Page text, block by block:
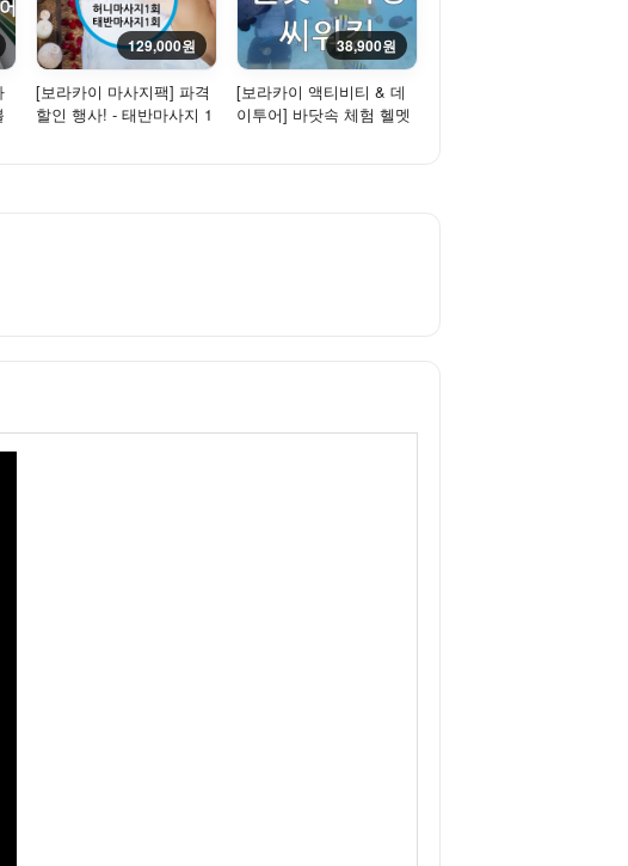
129,000원
[보라카이 마사지팩] 파격
할인 행사! - 태반마사지 1
38,900원
[보라카이 액티비티 & 데
이투어] 바닷속 체험 헬멧